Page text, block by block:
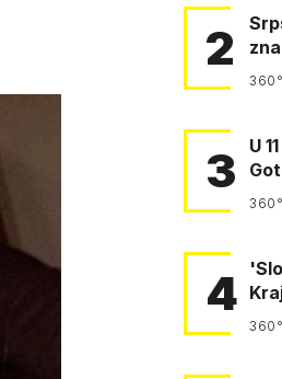
2
360°
3
U 11
4.
360°
4
360°